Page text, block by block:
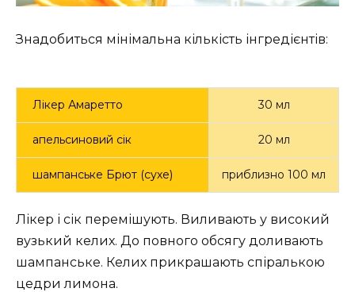
Знадобиться мінімальна кількість інгредієнтів:
Лікер Амаретто 30 мл
апельсиновий сік 20 мл
шампанське Брют (сухе) приблизно 100 мл
Лікер і сік перемішують. Виливають у високий
вузький келих. До повного обсягу доливають
шампанське. Келих прикрашають спіралькою
цедри лимона.